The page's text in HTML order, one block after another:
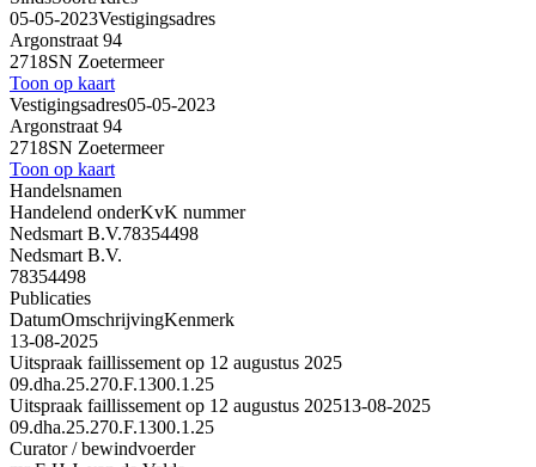
05-05-2023Vestigingsadres
Argonstraat 94
2718SN Zoetermeer
Toon op kaart
Vestigingsadres05-05-2023
Argonstraat 94
2718SN Zoetermeer
Toon op kaart
Handelsnamen
Handelend onderKvK nummer
Nedsmart B.V.78354498
Nedsmart B.V.
78354498
Publicaties
DatumOmschrijvingKenmerk
13-08-2025
Uitspraak faillissement op 12 augustus 2025
09.dha.25.270.F.1300.1.25
Uitspraak faillissement op 12 augustus 202513-08-2025
09.dha.25.270.F.1300.1.25
Curator / bewindvoerder